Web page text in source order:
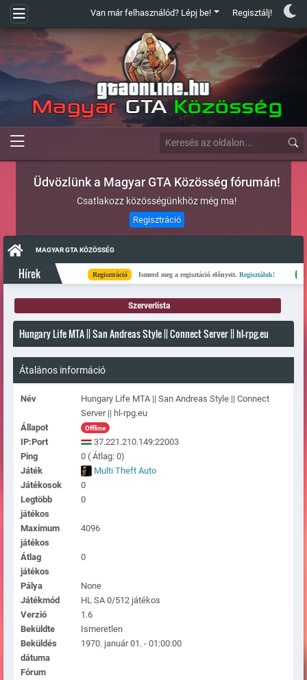
Van már felhasználód? Lépj be! Regisztálj!
Üdvözlünk a Magyar GTA Közösség fórumán!
Csatlakozz közösségünkhöz még ma!
Regisztráció
MAGYAR GTA KÖZÖSSÉG
Hírek Regisztráció Ismerd meg a regisztáció előnyeit.Regisztálok! Kész
Szerverlista
Hungary Life MTA || San Andreas Style || Connect Server || hl-rpg.eu
Átalános információ
Név
Hungary Life MTA || San Andreas Style || Connect
Server || hl-rpg.eu
Állapot
Offline
IP:Port
37.221.210.149:22003
Ping
0 ( Átlag: 0)
Játék
Multi Theft Auto
Játékosok
0
Legtöbb
játékos
0
Maximum
játékos
4096
Átlag
játékos
0
Pálya
None
Játékmód
HL SA 0/512 játékos
Verzió
1.6
Beküldte
Ismeretlen
Beküldés
dátuma
1970. január 01. - 01:00:00
Fórum